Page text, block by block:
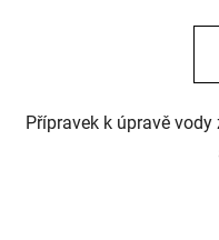
Přípravek k úpravě